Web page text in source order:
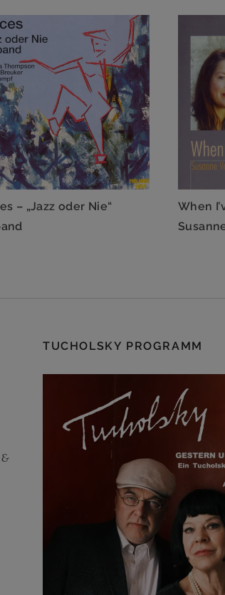
– „Jazz oder Nie“
When
TUCHOLSKY PROGRAMM